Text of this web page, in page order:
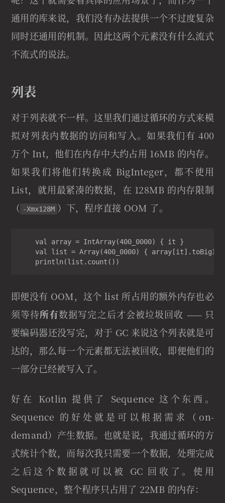
通用的库来说，我们没有办法提供一个不过度复杂
同时还通用的机制。因此这两个元素没有什么流式
不流式的说法。
列表
对于列表就不一样。这里我们通过循环的方式来模
拟对列表内数据的访问和写入。如果我们有 400
万个 Int，他们在内存中大约占用 16MB 的内存。
如果我们将他们转换成 BigInteger，都不使用
List，就用最紧凑的数据，在 128MB 的内存限制
（ -Xmx128M ）下，程序直接 OOM 了。
    val array = IntArray(400_0000) { it }
val list = Array(400_0000) {
    println(list.count())
即便没有 OOM，这个 list 所占用的额外内存也必
须等待所有数据写完之后才会被垃圾回收 —— 只
要编码器还没写完，对于 GC 来说这个列表就是可
达的，那么每一个元素都无法被回收，即便他们的
一部分已经被写入了。
好在 Kotlin 提供了 Sequence 这个东西。
Sequence 的好处就是可以根据需求（on-
demand）产生数据。也就是说，我通过循环的方
式统计个数，而每次我只需要一个数据，处理完成
之后这个数据就可以被 GC 回收了。使用
Sequence，整个程序只占用了 22MB 的内存：